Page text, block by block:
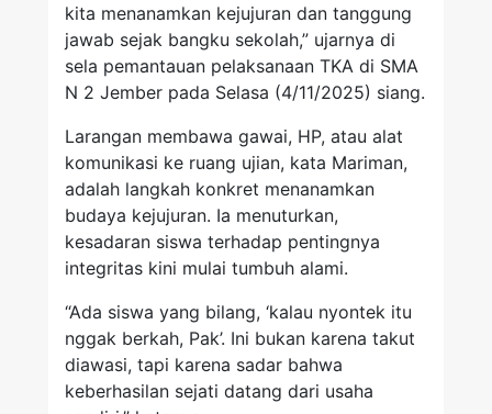
kita menanamkan kejujuran dan tanggung
jawab sejak bangku sekolah,” ujarnya di
sela pemantauan pelaksanaan TKA di SMA
N 2 Jember pada Selasa (4/11/2025) siang.
Larangan membawa gawai, HP, atau alat
komunikasi ke ruang ujian, kata Mariman,
adalah langkah konkret menanamkan
budaya kejujuran. Ia menuturkan,
kesadaran siswa terhadap pentingnya
integritas kini mulai tumbuh alami.
“Ada siswa yang bilang, ‘kalau nyontek itu
nggak berkah, Pak’. Ini bukan karena takut
diawasi, tapi karena sadar bahwa
keberhasilan sejati datang dari usaha